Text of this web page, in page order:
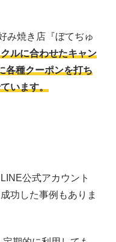
み焼き店『ぼてぢゅ
ルに合わせたキャン
各種クーポンを打ち
います。
公式アカウント
功した事例もありま